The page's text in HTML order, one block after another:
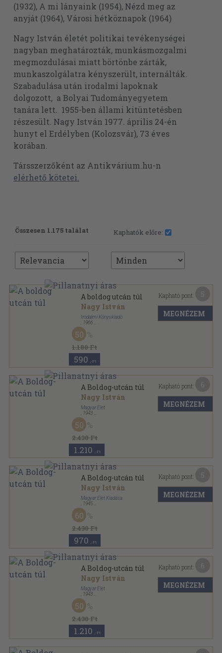
(1932), A mi lányaink (1954), Nézd meg az
anyját (1964), Városi hétköznapok (1964)
Nagy István életét politikai tevékenységei
nagyban meghatározták, munkásmozgalmi
megmozdulásai miatt börtönbe zárták,
munkaszolgálatra kényszerült, internálták.
Szabadulása után irodalmi lapoknak
dolgozott, a Bolyai Tudományegyetem
tanára lett. 1955-ben állami kitüntetésben
részesült. Nagy István 1977. április 24-én
hunyt el Erdélyben (Kolozsvár), 73 éves
korában.
Társszerzőként az Antikvárium.hu-n
elérhető kötetei.
Összesen 1.175 találat Kaphatók előre:
A boldog utcán túl
Nagy István
Irodalmi Könyvkiadó
1966
Vászon
1.180 Ft
50
590 ,-Ft
Kapható pont:
MEGNÉZEM
A Boldog-utcán túl
Nagy István
Magyar Élet
1943
Félvászon
2.430 Ft
50
1.210 ,-Ft
Kapható pont:
MEGNÉZEM
A Boldog-utcán túl
Nagy István
Magyar Élet Kiadása
1945
Félvászon
2.430 Ft
60
970 ,-Ft
Kapható pont:
MEGNÉZEM
A Boldog-utcán túl
Nagy István
Magyar Élet
1943
Félvászon
2.430 Ft
50
1.210 ,-Ft
Kapható pont:
MEGNÉZEM